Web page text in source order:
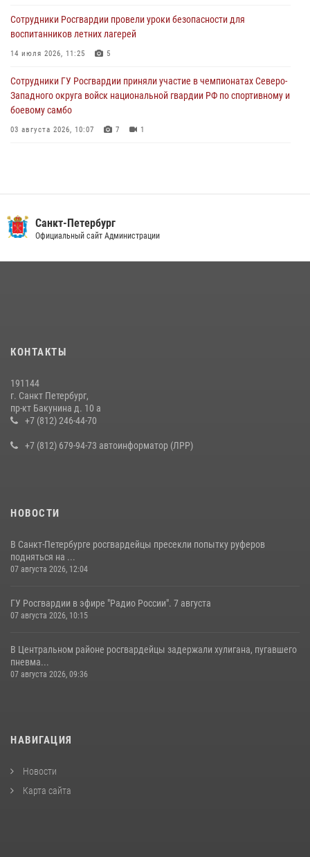
Петербургские росгвардейцы обнаружили объявленный в розыск
автомобиль, ранее использовавшийся при совершении кражи в
Ленобласти
Сотрудники Росгвардии провели уроки безопасности для
воспитанников летних лагерей
14 июля 2026, 11:25 5
Сотрудники ГУ Росгвардии приняли участие в чемпионатах Северо-
Западного округа войск национальной гвардии РФ по спортивному и
боевому самбо
03 августа 2026, 10:07 7 1
В Красногвардейском районе росгвардейцы задержали хулигана,
угрожавшего мужчине пневматическим пистолетом
на III Международном петербургском цифровом форуме
В Ленобласти сотрудники Росгвардии провели встречу с
воспитанниками детского клуба «Умные каникулы»
Санкт-Петербург
Официальный сайт Администрации
КОНТАКТЫ
191144
г. Санкт Петербург,
пр-кт Бакунина д. 10 а
+7 (812) 246-44-70
+7 (812) 679-94-73 автоинформатор (ЛРР)
НОВОСТИ
В Санкт-Петербурге росгвардейцы пресекли попытку руферов
подняться на ...
07 августа 2026, 12:04
ГУ Росгвардии в эфире "Радио России". 7 августа
07 августа 2026, 10:15
В Центральном районе росгвардейцы задержали хулигана, пугавшего
пневма...
07 августа 2026, 09:36
НАВИГАЦИЯ
Новости
Карта сайта